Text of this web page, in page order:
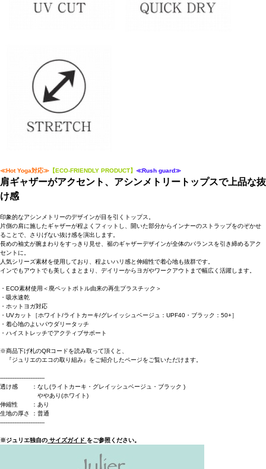
≪Hot Yoga対応≫【ECO-FRIENDLY PRODUCT】 ≪Rush guard≫
肩ギャザーがアクセント、アシンメトリートップスで上品な抜
け感
印象的なアシンメトリーのデザインが目を引くトップス。
片側の肩に施したギャザーが程よくフィットし、開いた部分からインナーのストラップをのぞかせ
ることで、さりげない抜け感を演出します。
長めの袖丈が腕まわりをすっきり見せ、裾のギャザーデザインが全体のバランスを引き締めるアク
セントに。
人気シリーズ素材を使用しており、程よいハリ感と伸縮性で着心地も抜群です。
インでもアウトでも美しくまとまり、デイリーからヨガやワークアウトまで幅広く活躍します。
・ECO素材使用＜廃ペットボトル由来の再生プラスチック＞
・吸水速乾
・ホットヨガ対応
・UVカット［ホワイト/ライトカーキ/グレイッシュベージュ：UPF40・ブラック：50+］
・着心地のよいパウダリータッチ
・ハイストレッチでアクティブサポート
※商品下げ札のQRコードを読み取って頂くと、
『ジュリエのエコの取り組み』をご紹介したページをご覧いただけます。
-------------------------
透け感 ：なし(ライトカーキ・グレイッシュベージュ・ブラック )
ややあり(ホワイト)
伸縮性 ：あり
生地の厚さ ：普通
-------------------------
※ジュリエ独自のサイズガイド をご参照ください。